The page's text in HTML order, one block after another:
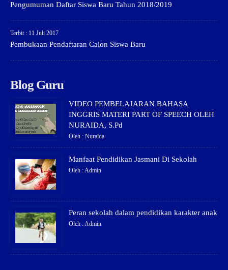
Pengumuman Daftar Siswa Baru Tahun 2018/2019
Terbit : 11 Juli 2017
Pembukaan Pendaftaran Calon Siswa Baru
Blog Guru
VIDEO PEMBELAJARAN BAHASA
INGGRIS MATERI PART OF SPEECH OLEH
NURAIDA, S.Pd
Oleh : Nuraida
Manfaat Pendidikan Jasmani Di Sekolah
Oleh : Admin
Peran sekolah dalam pendidikan karakter anak
Oleh : Admin